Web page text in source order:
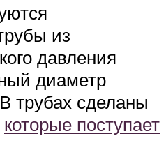
из
давления
диаметр
трубах сделаны
которые поступает